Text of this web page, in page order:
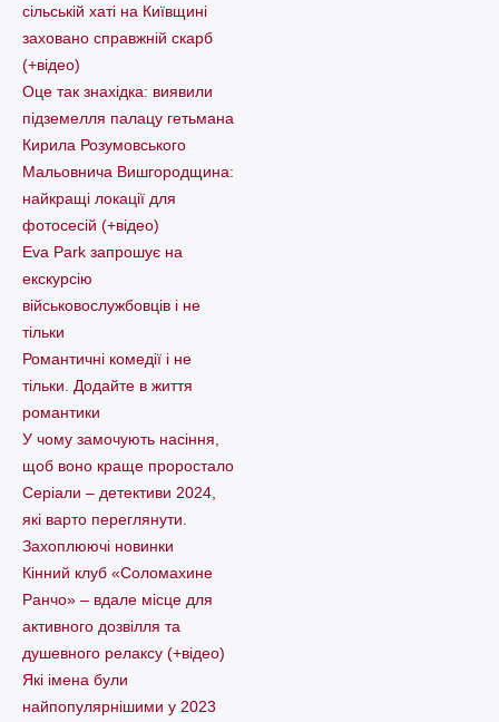
сільській хаті на Київщині
заховано справжній скарб
(+відео)
Оце так знахідка: виявили
підземелля палацу гетьмана
Кирила Розумовського
Мальовнича Вишгородщина:
найкращі локації для
фотосесій (+відео)
Eva Park запрошує на
екскурсію
військовослужбовців і не
тільки
Романтичні комедії і не
тільки. Додайте в життя
романтики
У чому замочують насіння,
щоб воно краще проростало
Серіали – детективи 2024,
які варто пеpеглянути.
Захоплюючі новинки
Кінний клуб «Соломахине
Ранчо» – вдале місце для
активного дозвілля та
душевного релаксу (+відео)
Які імена були
найпопулярнішими у 2023